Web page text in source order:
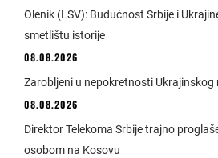
Olenik (LSV): Budućnost Srbije i
smetlištu istorije
08.08.2026
Zarobljeni u nepokretnosti Ukrajinskog
08.08.2026
Direktor Telekoma Srbije trajno
osobom na Kosovu